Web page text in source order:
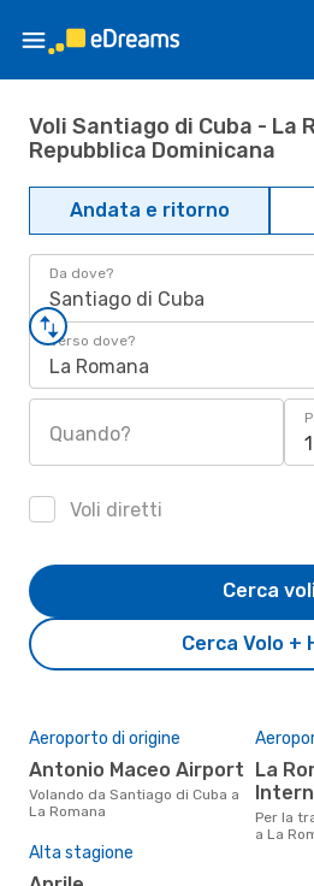
Voli Santiago di Cuba - La
Repubblica Dominicana
Andata e ritorno
Da dove?
Santiago di Cuba
Verso dove?
La Romana
Quando?
Voli diretti
Cerca Volo +
Cerca
Aeroporto di origine
Antonio Maceo Airport
Volando da Santiago di Cuba a
La Romana
La Romana
Per la tratta da Santiago di Cuba
a La
Alta stagione